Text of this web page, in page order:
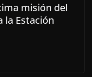
misión del
la Estación